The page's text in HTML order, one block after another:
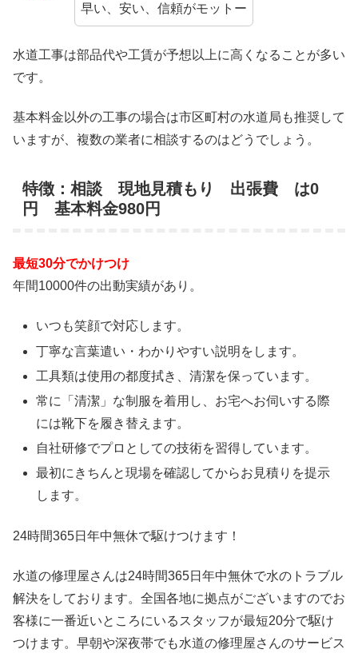
早い、安い、信頼がモットー
水道工事は部品代や工賃が予想以上に高くなることが多い
です。
基本料金以外の工事の場合は市区町村の水道局も推奨して
いますが、複数の業者に相談するのはどうでしょう。
特徴：相談 現地見積もり 出張費 は0
円 基本料金980円
最短30分でかけつけ
年間10000件の出動実績があり。
いつも笑顔で対応します。
丁寧な言葉遣い・わかりやすい説明をします。
工具類は使用の都度拭き、清潔を保っています。
常に「清潔」な制服を着用し、お宅へお伺いする際
には靴下を履き替えます。
自社研修でプロとしての技術を習得しています。
最初にきちんと現場を確認してからお見積りを提示
します。
24時間365日 年中無休で駆けつけます！
水道の修理屋さんは24時間365日年中無休で水のトラブル
解決をしております。全国各地に拠点がございますのでお
客様に一番近いところにいるスタッフが最短20分で駆け
つけます。早朝や深夜帯でも水道の修理屋さんのサービス